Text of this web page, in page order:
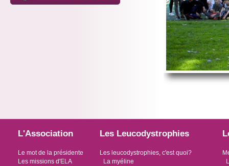
L'Association
Le mot de la présidente
Les missions d'ELA
Les Leucodystrophies
Les leucodystrophies, c'est quoi?
La myéline